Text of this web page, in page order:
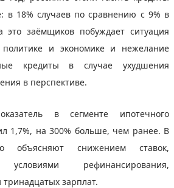
в 18% случаев по сравнению с 9% в
заёмщиков побуждает ситуация
политике и экономике и нежелание
кредиты в случае ухудшения
в перспективе.
в сегменте ипотечного
1,7%, на 300% больше, чем ранее. В
объясняют снижением ставок,
условиями рефинансирования,
зарплат.